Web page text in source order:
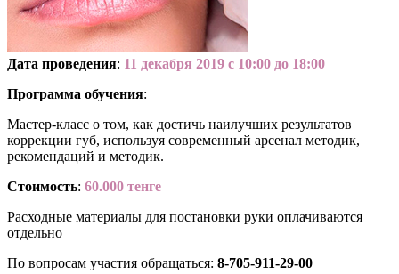
Дата проведения: 11 декабря 2019 с 10:00 до 18:00
Программа обучения:
Мастер-класс о том, как достичь наилучших результатов
коррекции губ, используя современный арсенал методик,
рекомендаций и методик.
Стоимость: 60.000 тенге
Расходные материалы для постановки руки оплачиваются
отдельно
По вопросам участия обращаться: 8-705-911-29-00